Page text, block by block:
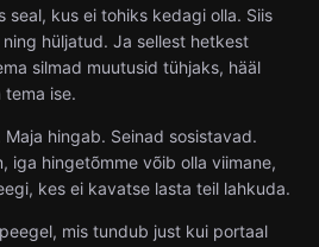
seal, kus ei tohiks kedagi olla. Siis
hüljatud. Ja sellest hetkest
silmad muutusid tühjaks, hääl
tema ise.
hingab. Seinad sosistavad.
iga hingetõmme võib olla viimane,
kes ei kavatse lasta teil lahkuda.
mis tundub just kui portaal